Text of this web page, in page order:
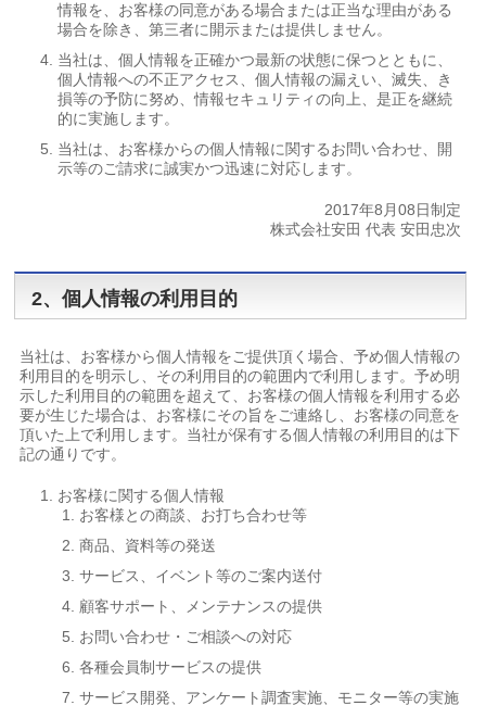
情報を、お客様の同意がある場合または正当な理由がある
場合を除き、第三者に開示または提供しません。
当社は、個人情報を正確かつ最新の状態に保つとともに、
個人情報への不正アクセス、個人情報の漏えい、滅失、き
損等の予防に努め、情報セキュリティの向上、是正を継続
的に実施します。
当社は、お客様からの個人情報に関するお問い合わせ、開
示等のご請求に誠実かつ迅速に対応します。
2017年8月08日制定
株式会社安田 代表 安田忠次
2、個人情報の利用目的
当社は、お客様から個人情報をご提供頂く場合、予め個人情報の
利用目的を明示し、その利用目的の範囲内で利用します。予め明
示した利用目的の範囲を超えて、お客様の個人情報を利用する必
要が生じた場合は、お客様にその旨をご連絡し、お客様の同意を
頂いた上で利用します。当社が保有する個人情報の利用目的は下
記の通りです。
お客様に関する個人情報
お客様との商談、お打ち合わせ等
商品、資料等の発送
サービス、イベント等のご案内送付
顧客サポート、メンテナンスの提供
お問い合わせ・ご相談への対応
各種会員制サービスの提供
サービス開発、アンケート調査実施、モニター等の実施